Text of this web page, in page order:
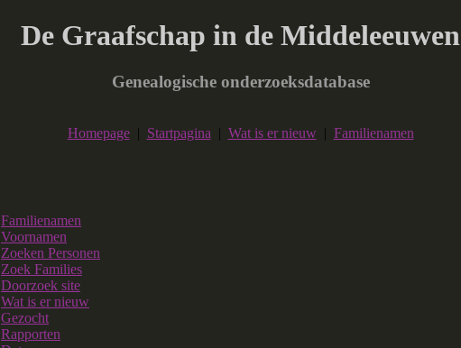
De Graafschap in de Middeleeuwen
Genealogische onderzoeksdatabase
Homepage| Startpagina | Wat is er nieuw | Familienamen
Familienamen
Voornamen
Zoeken Personen
Zoek Families
Doorzoek site
Wat is er nieuw
Gezocht
Rapporten